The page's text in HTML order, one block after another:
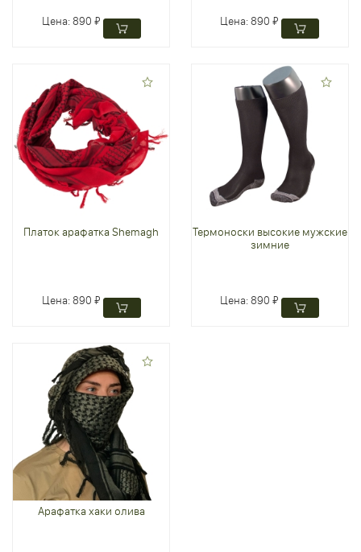
Цена:890 ₽ Цена:890 ₽
Платок арафатка Shemagh
Цена:890 ₽
Термоноски высокие мужские
зимние
Цена:890 ₽
Арафатка хаки олива